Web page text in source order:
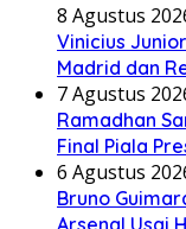
8 Agustus
Vinicius
Madrid dan
7 Agustus
Ramadhan
Final Piala
6 Agustus
Bruno
Arsenal Usai